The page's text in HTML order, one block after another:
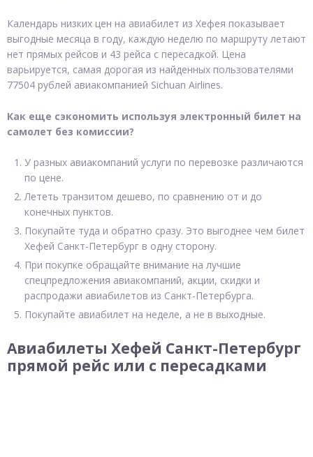
Календарь низких цен на авиабилет из Хефея показывает
выгодные месяца в году, каждую неделю по маршруту летают
нет прямых рейсов и 43 рейса с пересадкой. Цена
варьируется, самая дорогая из найденных пользователями
77504 рублей авиакомпанией Sichuan Airlines.
Как еще сэкономить используя электронный билет на
самолет без комиссии?
У разных авиакомпаний услуги по перевозке различаются
по цене.
Лететь транзитом дешево, по сравнению от и до
конечных пунктов.
Покупайте туда и обратно сразу. Это выгоднее чем билет
Хефей Санкт-Петербург в одну сторону.
При покупке обращайте внимание на лучшие
спецпредложения авиакомпаний, акции, скидки и
распродажи авиабилетов из Санкт-Петербурга.
Покупайте авиабилет на неделе, а не в выходные.
Авиабилеты Хефей Санкт-Петербург
прямой рейс или с пересадками